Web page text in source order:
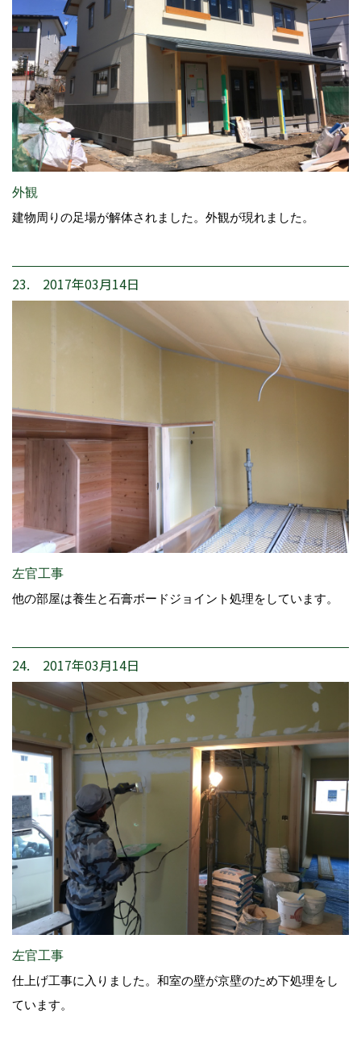
外観
建物周りの足場が解体されました。外観が現れました。
23. 2017年03月14日
左官工事
他の部屋は養生と石膏ボードジョイント処理をしています。
24. 2017年03月14日
左官工事
仕上げ工事に入りました。和室の壁が京壁のため下処理をし
ています。